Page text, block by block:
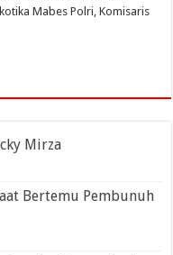
Mabes Polri, Komisaris
Mirza
Bertemu Pembunuh